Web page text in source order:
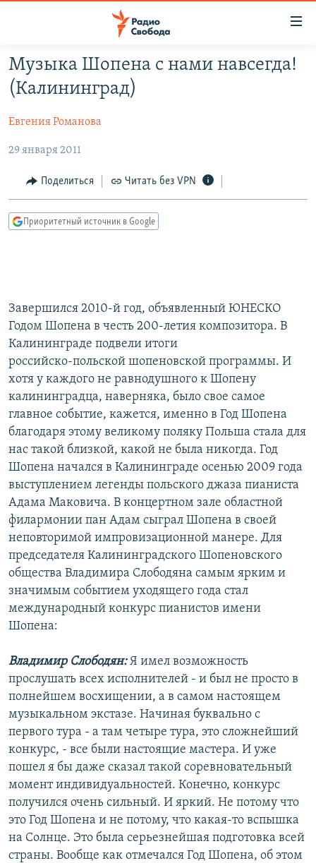
упрощенного
доступа
содержанию
Вернутся
главной
навигации
ПРОГРАММЫ
ПОДКАСТЫ
АВТОРСКИЕ ПРОЕКТЫ
ЦИТАТЫ СВОБОДЫ
МНЕНИЯ
КУЛЬТУРА
IDEL.РЕАЛИИ
СИБИРЬ.РЕАЛИИ
РАСПИСАНИЕ ВЕЩАНИЯ
ПОДПИШИТЕСЬ НА РАССЫЛКУ
СОЦИАЛЬНЫЕ СЕТИ
Все сайты РСЕ/РС
Музыка Шопена с нами навсегда!
(Калининград)
Евгения Романова
29 января 2011
Поделиться Читать без VPN
Приоритетный источник в Google
Завершился 2010-й год, объявленный ЮНЕСКО
Годом Шопена в честь 200-летия композитора. В
Калининграде подвели итоги
российско-польской шопеновской программы. И
хотя у каждого не равнодушного к Шопену
калининградца, наверняка, было свое самое
главное событие, кажется, именно в Год Шопена
благодаря этому великому поляку Польша стала для
нас такой близкой, какой не была никогда. Год
Шопена начался в Калининграде осенью 2009 года
выступлением легенды польского джаза пианиста
Адама Маковича. В концертном зале областной
филармонии пан Адам сыграл Шопена в своей
неповторимой импровизационной манере. Для
председателя Калининградского Шопеновского
общества Владимира Слободяна самым ярким и
значимым событием уходящего года стал
международный конкурс пианистов имени
Шопена:
Владимир Слободян:Я имел возможность
прослушать всех исполнителей - и был не просто в
полнейшем восхищении, а в самом настоящем
музыкальном экстазе. Начиная буквально с
первого тура - а там четыре тура, это сложнейший
конкурс, - все были настоящие мастера. И уже
пошел я бы даже сказал такой соревновательный
момент индивидуальностей. Конечно, конкурс
получился очень сильный. И яркий. Не потому что
это Год Шопена и не потому, что какая-то вспышка
на Солнце. Это была серьезнейшая подготовка всей
страны. Вообще как отмечался Год Шопена, об этом